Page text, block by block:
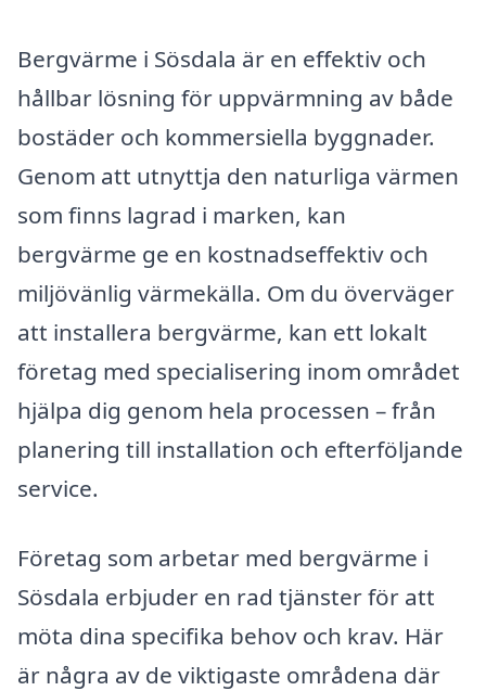
Bergvärme i Sösdala är en effektiv och
hållbar lösning för uppvärmning av både
bostäder och kommersiella byggnader.
Genom att utnyttja den naturliga värmen
som finns lagrad i marken, kan
bergvärme ge en kostnadseffektiv och
miljövänlig värmekälla. Om du överväger
att installera bergvärme, kan ett lokalt
företag med specialisering inom området
hjälpa dig genom hela processen – från
planering till installation och efterföljande
service.
Företag som arbetar med bergvärme i
Sösdala erbjuder en rad tjänster för att
möta dina specifika behov och krav. Här
är några av de viktigaste områdena där